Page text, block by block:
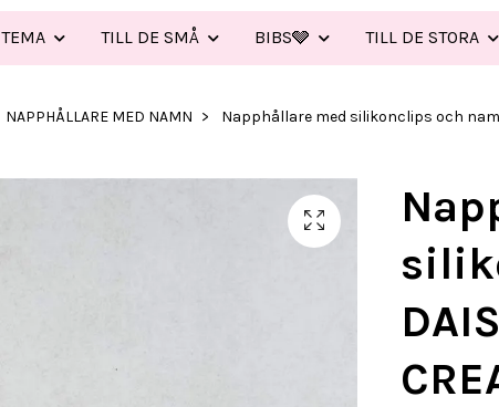
TEMA TILL DE SMÅ BIBS🩶 TILL DE STORA
NAPPHÅLLARE MED NAMN Napphållare med silikonclips och